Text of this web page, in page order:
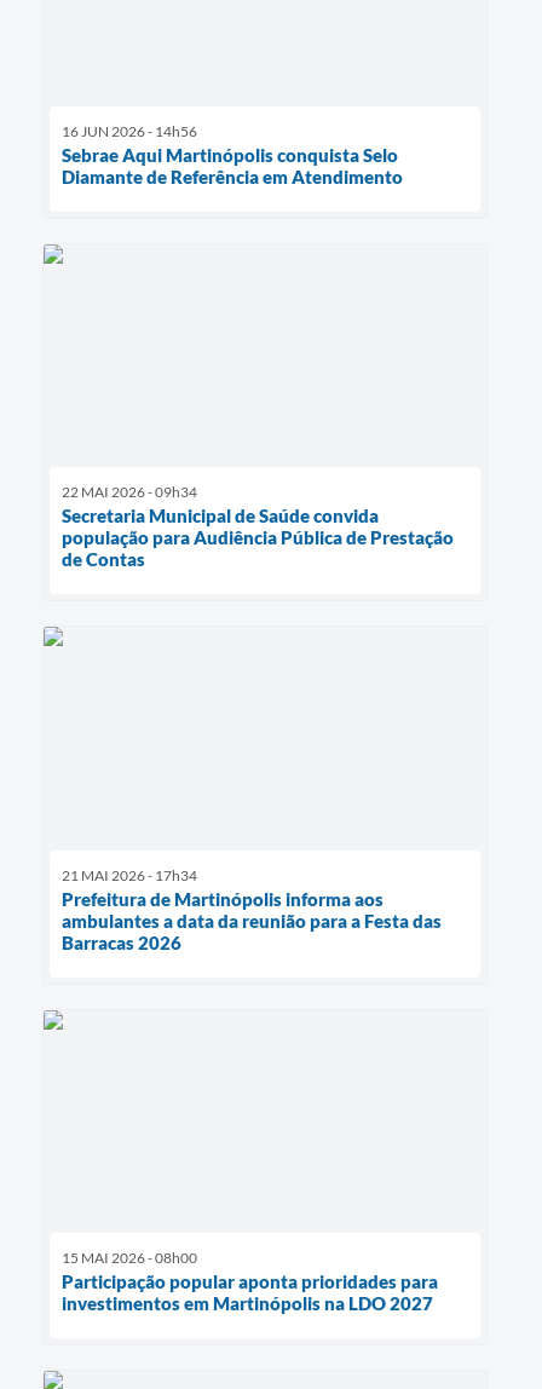
16 JUN 2026 - 14h56
Sebrae Aqui Martinópolis conquista Selo
Diamante de Referência em Atendimento
22 MAI 2026 - 09h34
Secretaria Municipal de Saúde convida
população para Audiência Pública de Prestação
de Contas
21 MAI 2026 - 17h34
Prefeitura de Martinópolis informa aos
ambulantes a data da reunião para a Festa das
Barracas 2026
15 MAI 2026 - 08h00
Participação popular aponta prioridades para
investimentos em Martinópolis na LDO 2027